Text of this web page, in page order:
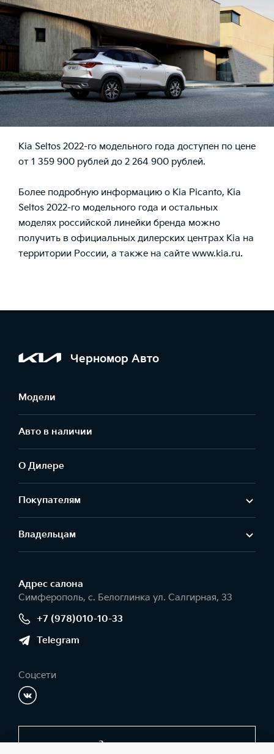
Kia Seltos 2022-го модельного года доступен по цене
от 1 359 900 рублей до 2 264 900 рублей.
Более подробную информацию о Kia Picanto, Kia
Seltos 2022-го модельного года и остальных
моделях российской линейки бренда можно
получить в официальных дилерских центрах Kia на
территории России, а также на сайте www.kia.ru.
Черномор Авто
Модели
Авто в наличии
О Дилере
Покупателям
Владельцам
Адрес салонa
Симферополь, с. Белоглинка ул. Салгирная, 33
+7 (978)010-10-33
Telegram
Соцсети
Заказать звонок